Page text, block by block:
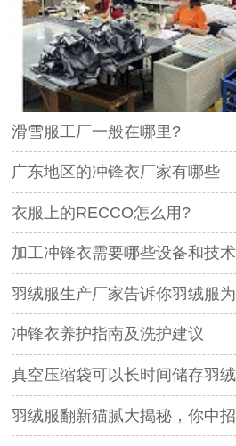
滑雪服工厂一般在哪里?
广东地区的冲锋衣厂家有哪些
衣服上的RECCO怎么用?
加工冲锋衣需要哪些设备和技
羽绒服生产厂家告诉你羽绒服
冲锋衣养护指南及洗护建议
真空压缩袋可以长时间储存羽绒服
羽绒服翻新猫腻大揭秘，你中